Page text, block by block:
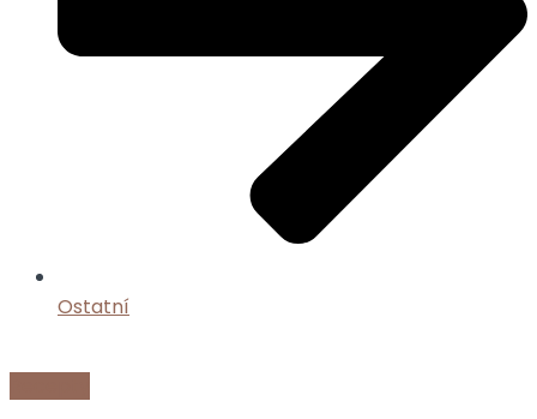
Ostatní